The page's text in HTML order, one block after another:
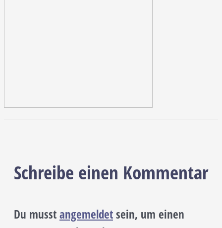
Schreibe einen Kommentar
Du musstangemeldetsein, um einen